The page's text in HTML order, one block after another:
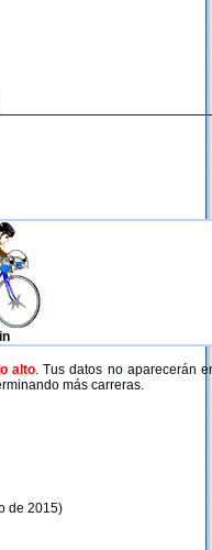
alto. Tus datos no aparecerán
más carreras.
de 2015)